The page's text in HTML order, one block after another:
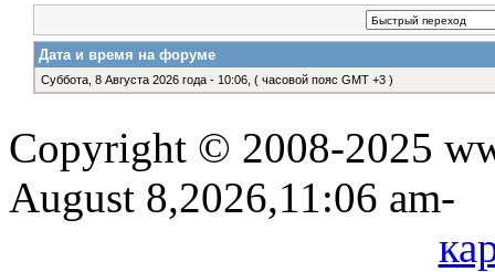
Дата и время на форуме
Суббота, 8 Августа 2026 года - 10:06, ( часовой пояс GMT +3 )
Copyright © 2008-2025
August 8,2026,11:06 am-